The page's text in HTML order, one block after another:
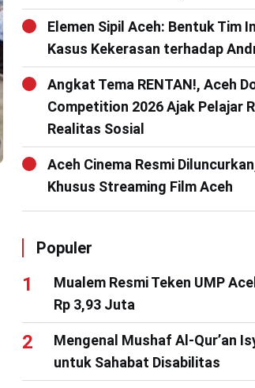
Elemen Sipil Aceh: Bentuk Tim
Kasus Kekerasan terhadap
Angkat Tema RENTAN!, Aceh
Competition 2026 Ajak Pelajar
Realitas Sosial
Aceh Cinema Resmi
Khusus Streaming Film Aceh
Populer
Mualem Resmi Teken UMP
Rp 3,93 Juta
Mengenal Mushaf Al-Qur’an
untuk Sahabat Disabilitas